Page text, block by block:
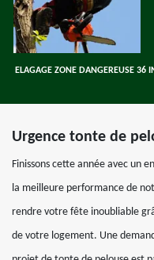
ELAGAGE ZONE DANGEREUSE 36
Urgence tonte de
Finissons cette année avec un
la meilleure performance de
rendre votre fête inoubliable
de votre logement. Une